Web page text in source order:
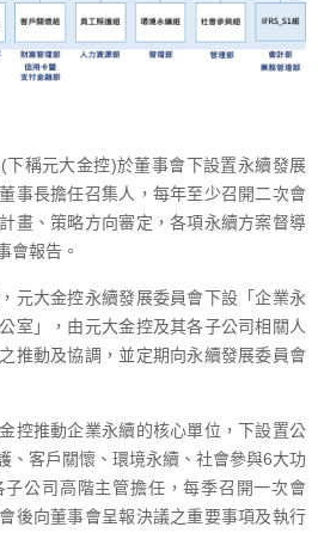
稱元大金控)於董事會下設置永續發展
事長擔任召集人，每年至少召開二次會
畫、策略方向審定，各項永續方案督導
會報告。
元大金控永續發展委員會下設「企業永
室」，由元大金控及其各子公司相關人
推動及協調，並定期向永續發展委員會
控推動企業永續的核心單位，下設置公
、客戶關懷、環境永續、社會參與6大功
公司高階主管擔任，每季召開一次會
後向董事會呈報決議之重要事項及執行